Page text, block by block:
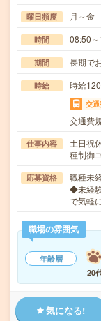
曜日頻度 月～金
時間 08:50
期間 長期で
時給 時給
交
交通費
仕事内容
土日祝
種制御
応募資格
職種未
◆未経
で気軽
職場の雰囲気
年齢層
20
気になる!